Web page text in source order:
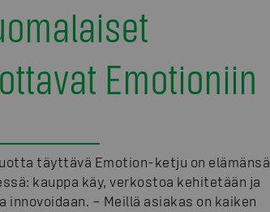
Emotioniin
täyttävä Emotion-ketju on elämänsä
kauppa käy, verkostoa kehitetään ja
innovoidaan. – Meillä asiakas on kaiken